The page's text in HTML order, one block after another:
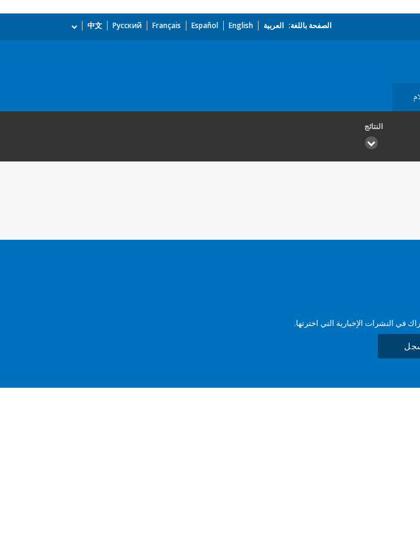
الصفحة باللغة: العربية English
Español
Français
Русский
中文
النتائج
في النشرات الإخبارية التي اخترتها.